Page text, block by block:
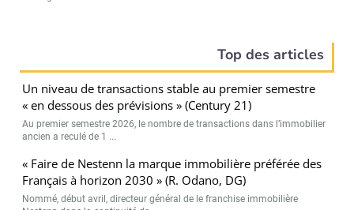
Top des articles
Un niveau de transactions stable au premier semestre
« en dessous des prévisions » (Century 21)
Au premier semestre 2026, le nombre de transactions dans l’immobilier
ancien a reculé de 1 ...
« Faire de Nestenn la marque immobilière préférée des
Français à horizon 2030 » (R. Odano, DG)
Nommé, début avril, directeur général de le franchise immobilière